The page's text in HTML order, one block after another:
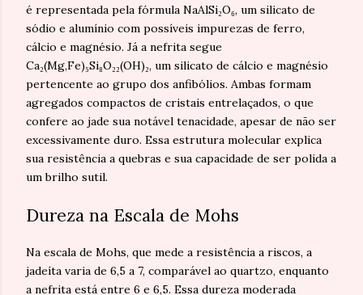
é representada pela fórmula NaAlSi₂O₆, um silicato de
sódio e alumínio com possíveis impurezas de ferro,
cálcio e magnésio. Já a nefrita segue
Ca₂(Mg,Fe)₅Si₈O₂₂(OH)₂, um silicato de cálcio e magnésio
pertencente ao grupo dos anfibólios. Ambas formam
agregados compactos de cristais entrelaçados, o que
confere ao jade sua notável tenacidade, apesar de não ser
excessivamente duro. Essa estrutura molecular explica
sua resistência a quebras e sua capacidade de ser polida a
um brilho sutil.
Dureza na Escala de Mohs
Na escala de Mohs, que mede a resistência a riscos, a
jadeíta varia de 6,5 a 7, comparável ao quartzo, enquanto
a nefrita está entre 6 e 6,5. Essa dureza moderada